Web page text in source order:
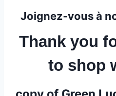
Joignez-vous à
Thank you
to shop